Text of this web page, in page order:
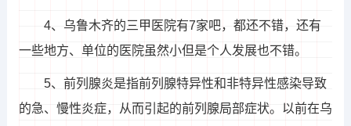
4、乌鲁木齐的三甲医院有7家吧，都还不错，还有
一些地方、单位的医院虽然小但是个人发展也不错。
5、前列腺炎是指前列腺特异性和非特异性感染导致
的急、慢性炎症，从而引起的前列腺局部症状。以前在乌